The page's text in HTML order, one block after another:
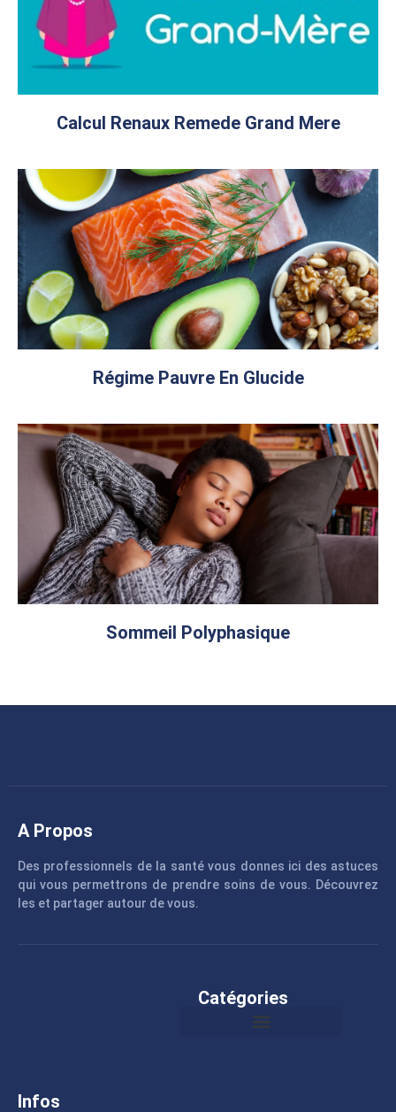
Calcul Renaux Remede Grand Mere
Régime Pauvre En Glucide
Sommeil Polyphasique
A Propos
Des professionnels de la santé vous donnes ici des astuces
qui vous permettrons de prendre soins de vous. Découvrez
les et partager autour de vous.
Catégories
Infos